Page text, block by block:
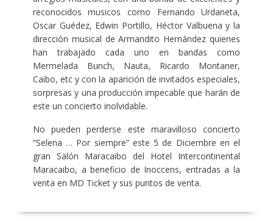
reconocidos musicos como Fernando Urdaneta,
Oscar Guédez, Edwin Portillo, Héctor Valbuena y la
dirección musical de Armandito Hernández quienes
han trabajado cada uno en bandas como
Mermelada Bunch, Nauta, Ricardo Montaner,
Caibo, etc y con la aparición de invitados especiales,
sorpresas y una producción impecable que harán de
este un concierto inolvidable.
No pueden perderse este maravilloso concierto
“Selena … Por siempre” este 5 de Diciembre en el
gran Salón Maracaibo del Hotel Intercontinental
Maracaibo, a beneficio de Inoccens, entradas a la
venta en MD Ticket y sus puntos de venta.